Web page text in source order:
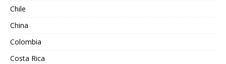
Chile
China
Colombia
Costa Rica